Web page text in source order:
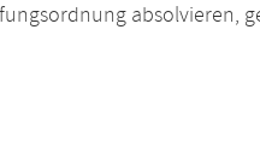
absolvieren,